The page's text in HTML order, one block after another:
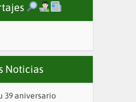
Noticias
39 aniversario